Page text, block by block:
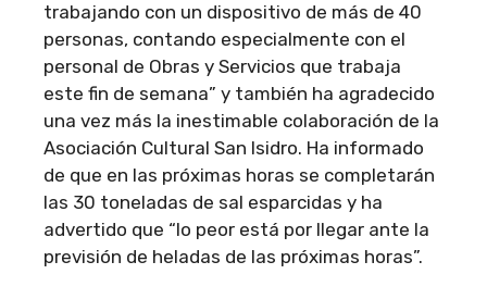
trabajando con un dispositivo de más de 40
personas, contando especialmente con el
personal de Obras y Servicios que trabaja
este fin de semana” y también ha agradecido
una vez más la inestimable colaboración de la
Asociación Cultural San Isidro. Ha informado
de que en las próximas horas se completarán
las 30 toneladas de sal esparcidas y ha
advertido que “lo peor está por llegar ante la
previsión de heladas de las próximas horas”.